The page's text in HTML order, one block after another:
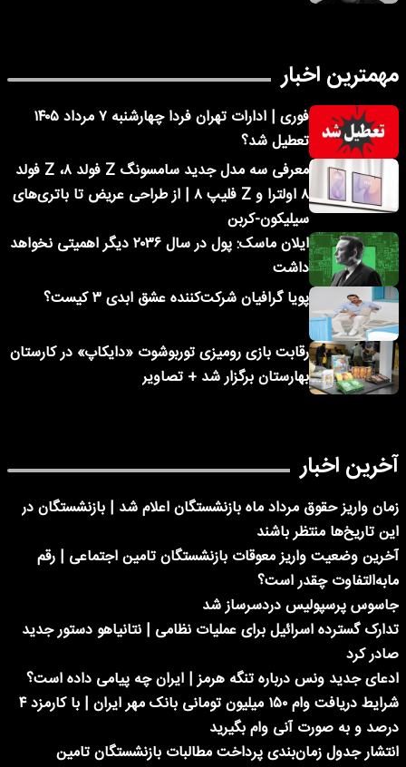
مهمترین اخبار
فوری | ادارات تهران فردا چهارشنبه ۷ مرداد ۱۴۰۵
تعطیل شد؟
معرفی سه مدل جدید سامسونگ Z فولد ۸، Z فولد
۸ اولترا و Z فلیپ ۸ | از طراحی عریض تا باتری‌های
سیلیکون-کربن
ایلان ماسک: پول در سال ۲۰۳۶ دیگر اهمیتی نخواهد
داشت
پویا گرافیان شرکت‌کننده عشق ابدی ۳ کیست؟
رقابت بازی رومیزی توربوشوت «دایکاپ» در کارستان
بهارستان برگزار شد + تصاویر
آخرین اخبار
زمان واریز حقوق مرداد ماه بازنشستگان اعلام شد | بازنشستگان در
این تاریخ‌ها منتظر باشند
آخرین وضعیت واریز معوقات بازنشستگان تامین اجتماعی | رقم
مابه‌التفاوت چقدر است؟
جاسوس پرسپولیس دردسرساز شد
تدارک گسترده اسرائیل برای عملیات نظامی | نتانیاهو دستور جدید
صادر کرد
ادعای جدید ونس درباره تنگه هرمز | ایران چه پیامی داده است؟
شرایط دریافت وام ۱۵۰ میلیون تومانی بانک مهر ایران | با کارمزد ۴
درصد و به صورت آنی وام بگیرید
انتشار جدول زمان‌بندی پرداخت مطالبات بازنشستگان تامین